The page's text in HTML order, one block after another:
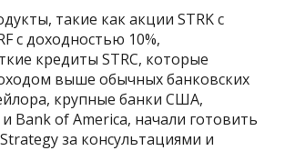
такие как акции STRK с
с доходностью 10%,
кредиты STRC, которые
выше обычных банковских
крупные банки США,
Bank of America, начали готовить
за консультациями и